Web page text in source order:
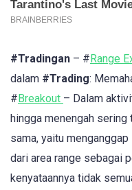
#Tradingan – # Range
dalam #Trading:
# Breakout – Dalam
hingga menengah
sama, yaitu
dari area range sebagai
kenyataannya tidak